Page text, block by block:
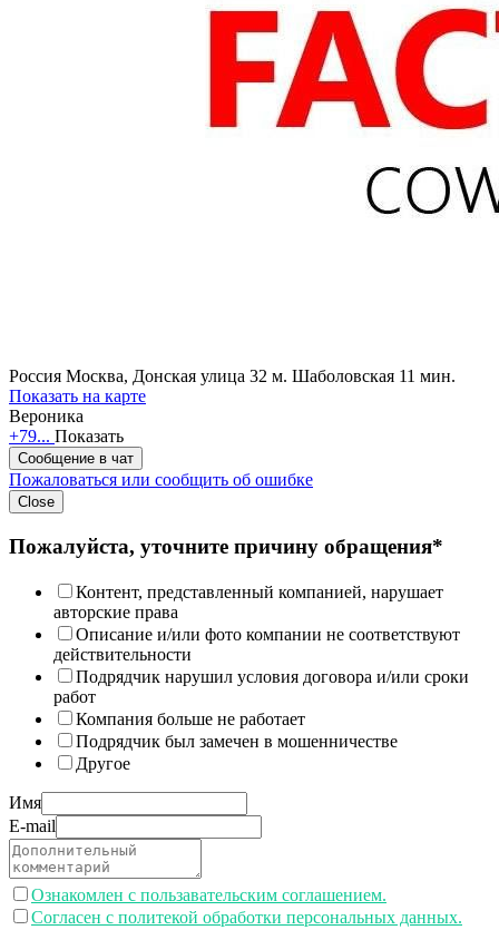
Россия Москва, Донская улица 32 м. Шаболовская 11 мин.
Показать на карте
Вероника
+79... Показать
Сообщение в чат
Пожаловаться или сообщить об ошибке
Close
Пожалуйста, уточните причину обращения*
Контент, представленный компанией, нарушает
авторские права
Описание и/или фото компании не соответствуют
действительности
Подрядчик нарушил условия договора и/или сроки
работ
Компания больше не работает
Подрядчик был замечен в мошенничестве
Другое
Имя
E-mail
Ознакомлен с пользавательским соглашением.
Согласен с политекой обработки персональных данных.